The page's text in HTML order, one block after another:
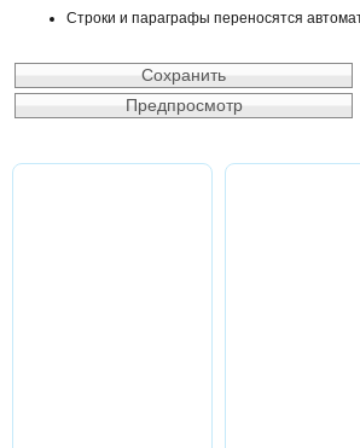
Строки и параграфы переносятся